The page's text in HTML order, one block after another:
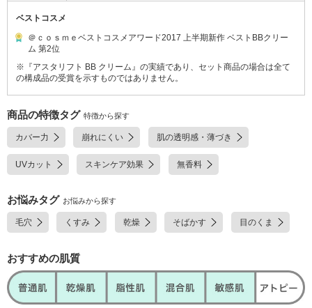
ベストコスメ
＠ｃｏｓｍｅベストコスメアワード2017 上半期新作 ベストBBクリー
ム 第2位
※『アスタリフト BB クリーム』の実績であり、セット商品の場合は全て
の構成品の受賞を示すものではありません。
商品の特徴タグ 特徴から探す
カバー力 崩れにくい 肌の透明感・薄づき
UVカット スキンケア効果 無香料
お悩みタグ お悩みから探す
毛穴 くすみ 乾燥 そばかす 目のくま
おすすめの肌質